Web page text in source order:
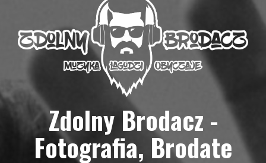
Zdolny Brodacz -
Fotografia, Brodate